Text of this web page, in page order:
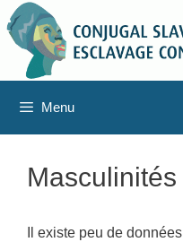
Aller
au
contenu
Menu
Il existe peu de